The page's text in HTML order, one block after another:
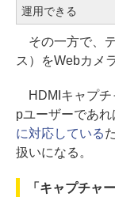
運用できる
その一方で、
ス）をWebカメ
HDMIキャプチ
pユーザーであれ
に対応している
扱いになる。
「キャプチャ